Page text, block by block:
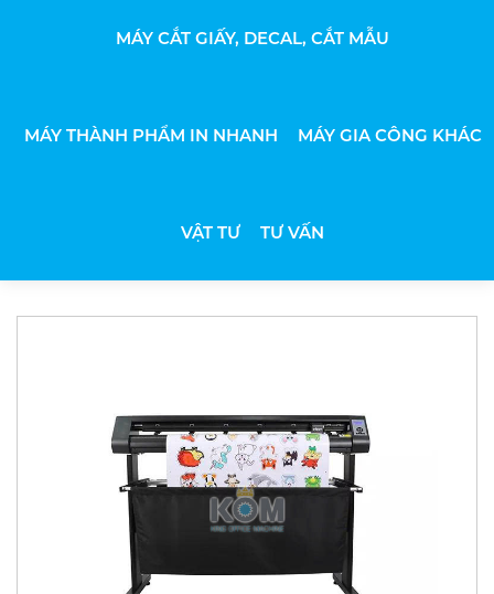
MÁY CẮT GIẤY, DECAL, CẮT MẪU
MÁY THÀNH PHẨM IN NHANH MÁY GIA CÔNG KHÁC
VẬT TƯ TƯ VẤN